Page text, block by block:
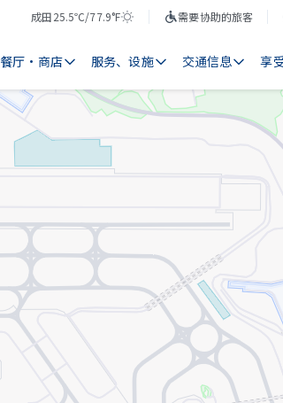
成田
气
25.5℃/77.9°F
天
需要协助的旅客
餐厅・商店 服务、设施 交通信息 享